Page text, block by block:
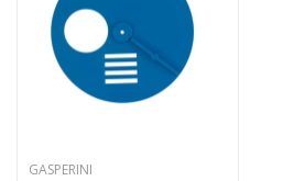
GASPERINI